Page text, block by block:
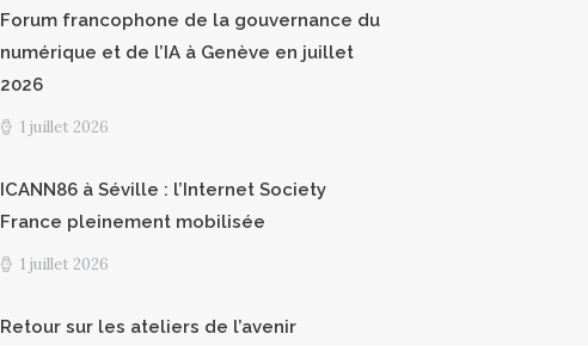
Forum francophone de la gouvernance du
numérique et de l’IA à Genève en juillet
2026
1 juillet 2026
ICANN86 à Séville : l’Internet Society
France pleinement mobilisée
1 juillet 2026
Retour sur les ateliers de l’avenir